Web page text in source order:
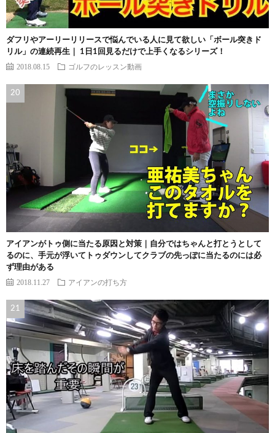
ダフリやアーリーリリースで悩んでいる人に見て欲しい「ボール突きド
リル」の連続再生｜ 1日1回見るだけで上手くなるシリーズ！
2018.08.15 ゴルフのレッスン動画
アイアンがトゥ側に当たる原因と対策｜自分ではちゃんと打とうとして
るのに、手元が浮いてトゥダウンしてクラブの先っぽに当たるのには必
ず理由がある
2018.11.27 アイアンの打ち方